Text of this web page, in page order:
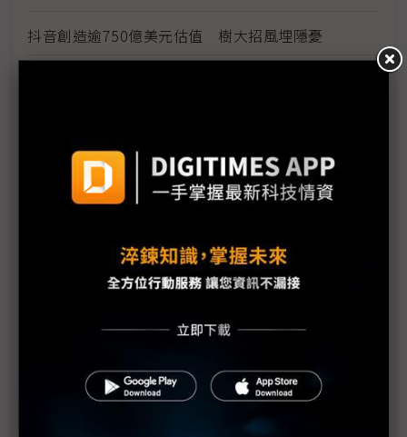
抖音創造逾750億美元估值 樹大招風埋隱憂
物聯網資安漏洞難防 威脅層出不窮
Zoom有洩漏個資風險 並將使用習慣傳給Facebook
物聯網裝置五花八門 資安規範如何兼顧？